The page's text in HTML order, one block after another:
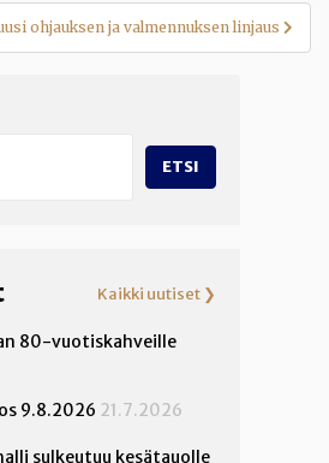
ohjauksen ja valmennuksen linjaus
ETSI
Kaikki uutiset ❯
80-vuotiskahveille
9.8.2026 21.7.2026
sulkeutuu kesätauolle